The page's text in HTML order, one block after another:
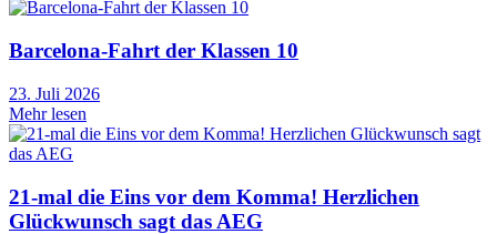
Barcelona-Fahrt der Klassen 10
23. Juli 2026
Mehr lesen
21-mal die Eins vor dem Komma! Herzlichen
Glückwunsch sagt das AEG